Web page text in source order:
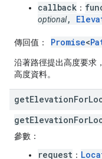
callback ：
optional,
傳回值： Promise<
沿著路徑提出高度要求
高度資料。
getElevationFor
參數：
request ：